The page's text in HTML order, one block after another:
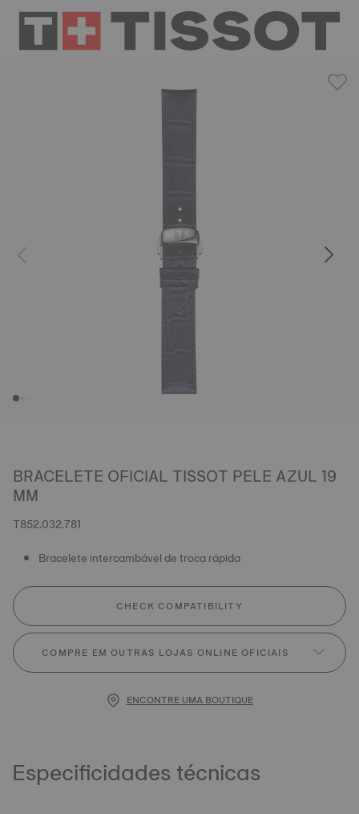
BRACELETE OFICIAL TISSOT PELE AZUL 19
MM
T852.032.781
Bracelete intercambável de troca rápida
CHECK COMPATIBILITY
COMPRE EM OUTRAS LOJAS ONLINE OFICIAIS
ENCONTRE UMA BOUTIQUE
Especificidades técnicas